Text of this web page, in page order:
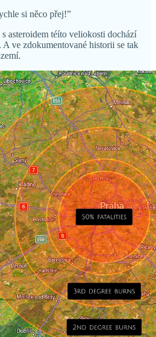
si něco přej!”
asteroidem téíto veliokosti dochází
ve zdokumentované historii se tak